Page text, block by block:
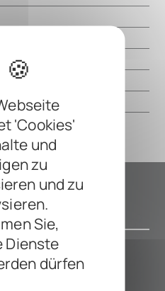
'Cookies'
und
zu
und zu
Sie,
Dienste
dürfen
analog
9V DC, center negative
600mA
Harley Benton